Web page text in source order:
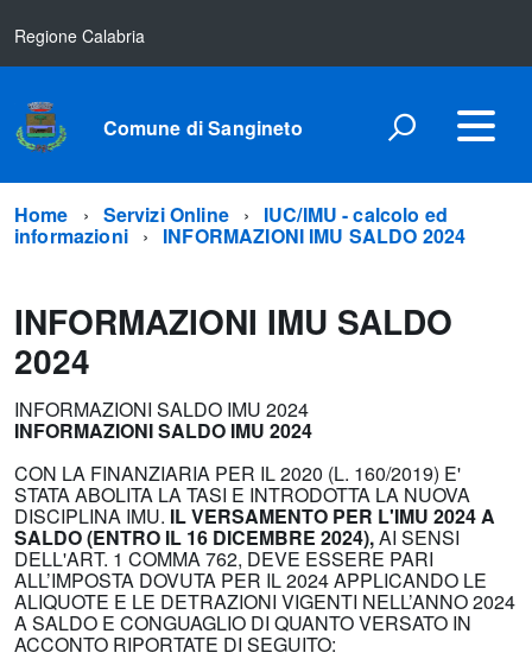
Regione Calabria
Comune di Sangineto
Home Servizi Online IUC/IMU - calcolo ed
informazioni INFORMAZIONI IMU SALDO 2024
INFORMAZIONI IMU SALDO
2024
INFORMAZIONI SALDO IMU 2024
INFORMAZIONI SALDO IMU 2024
CON LA FINANZIARIA PER IL 2020 (L. 160/2019) E'
STATA ABOLITA LA TASI E INTRODOTTA LA NUOVA
DISCIPLINA IMU. IL VERSAMENTO PER L'IMU 2024 A
SALDO (ENTRO IL 16 DICEMBRE 2024),AI SENSI
DELL'ART. 1 COMMA 762, DEVE ESSERE PARI
ALL’IMPOSTA DOVUTA PER IL 2024 APPLICANDO LE
ALIQUOTE E LE DETRAZIONI VIGENTI NELL’ANNO 2024
A SALDO E CONGUAGLIO DI QUANTO VERSATO IN
ACCONTO RIPORTATE DI SEGUITO: